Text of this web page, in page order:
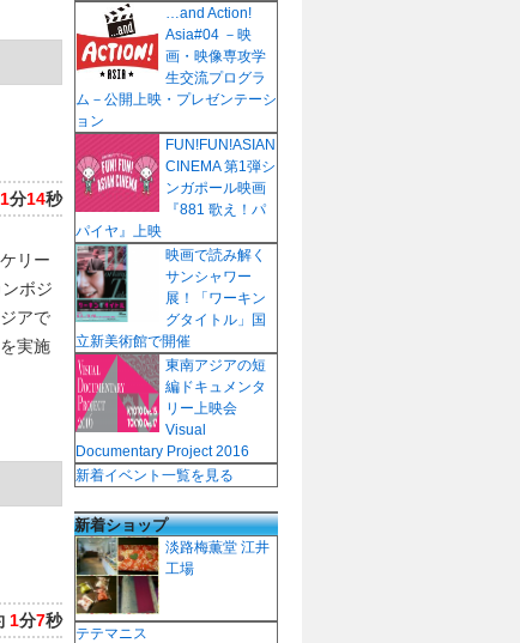
1分14秒
リー
ボジ
アで
実施
1分7秒
…and Action!
Asia#04 －映
画・映像専攻学
生交流プログラ
ム－公開上映・プレゼンテーシ
ョン
FUN!FUN!ASIAN
CINEMA 第1弾シ
ンガポール映画
『881 歌え！パ
パイヤ』上映
映画で読み解く
サンシャワー
展！「ワーキン
グタイトル」国
立新美術館で開催
東南アジアの短
編ドキュメンタ
リー上映会
Visual
Documentary Project 2016
新着イベント一覧を見る
新着ショップ
淡路梅薫堂 江井
工場
テテマニス